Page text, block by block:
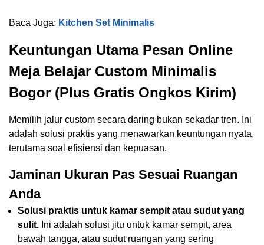
Baca Juga: Kitchen Set Minimalis
Keuntungan Utama Pesan Online
Meja Belajar Custom Minimalis
Bogor (Plus Gratis Ongkos Kirim)
Memilih jalur custom secara daring bukan sekadar tren. Ini
adalah solusi praktis yang menawarkan keuntungan nyata,
terutama soal efisiensi dan kepuasan.
Jaminan Ukuran Pas Sesuai Ruangan
Anda
Solusi praktis untuk kamar sempit atau sudut yang
sulit. Ini adalah solusi jitu untuk kamar sempit, area
bawah tangga, atau sudut ruangan yang sering